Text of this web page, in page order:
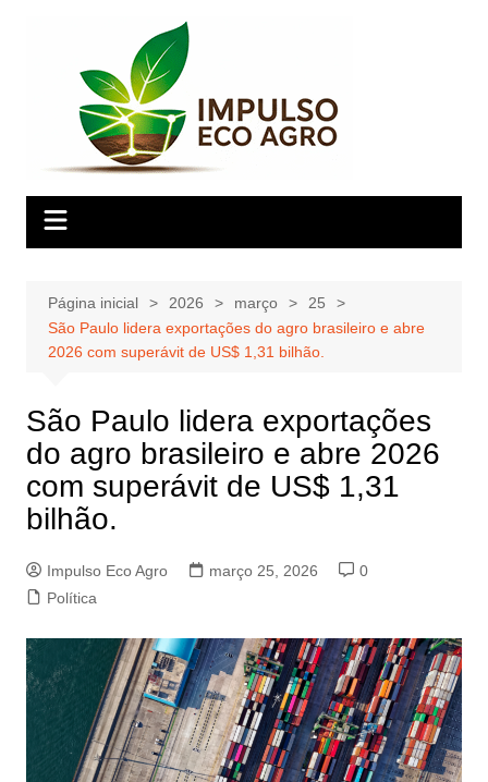
Página inicial 2026 março
25
São Paulo lidera exportações do agro brasileiro e abre
2026 com superávit de US$ 1,31 bilhão.
São Paulo lidera exportações
do agro brasileiro e abre 2026
com superávit de US$ 1,31
bilhão.
Impulso Eco Agro março 25, 2026
0
Política